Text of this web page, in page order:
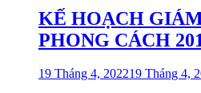
KẾ HOẠCH
PHONG CÁCH
19 Tháng 4, 202219 Tháng 4,